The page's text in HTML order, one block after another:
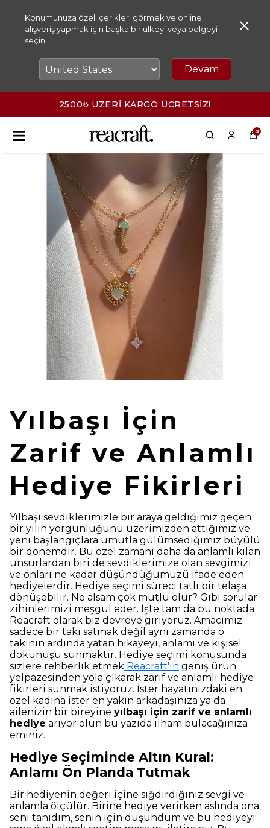
Konumunuza özel içerikleri görmek ve online
alışveriş yapmak için başka bir ülkeyi veya bölgeyi
seçin.
Devam
2500₺ ÜZERİ KARGO ÜCRETSİZ!
0
Yılbaşı İçin
Zarif ve Anlamlı
Hediye Fikirleri
Yılbaşı sevdiklerimizle bir araya geldiğimiz geçen
bir yılın yorgunluğunu üzerimizden attığımız ve
yeni başlangıçlara umutla gülümsediğimiz büyülü
bir dönemdir. Bu özel zamanı daha da anlamlı kılan
unsurlardan biri de sevdiklerimize olan sevgimizi
ve onları ne kadar düşündüğümüzü ifade eden
hediyelerdir. Hediye seçimi süreci tatlı bir telaşa
dönüşebilir. Ne alsam çok mutlu olur? Gibi sorular
zihinlerimizi meşgul eder. İşte tam da bu noktada
Reacraft olarak biz devreye giriyoruz. Amacımız
sadece bir takı satmak değil aynı zamanda o
takının ardında yatan hikayeyi, anlamı ve kişisel
dokunuşu sunmaktır. Hediye seçimi konusunda
sizlere rehberlik etmek Reacraft'ın geniş ürün
yelpazesinden yola çıkarak zarif ve anlamlı hediye
fikirleri sunmak istiyoruz. İster hayatınızdaki en
özel kadına ister en yakın arkadaşınıza ya da
ailenizin bir bireyine yılbaşı için zarif ve anlamlı
hediye arıyor olun bu yazıda ilham bulacağınıza
eminiz.
Hediye Seçiminde Altın Kural:
Anlamı Ön Planda Tutmak
Bir hediyenin değeri içine sığdırdığınız sevgi ve
anlamla ölçülür. Birine hediye verirken aslında ona
seni tanıdım, senin için düşündüm ve bu hediyeyi